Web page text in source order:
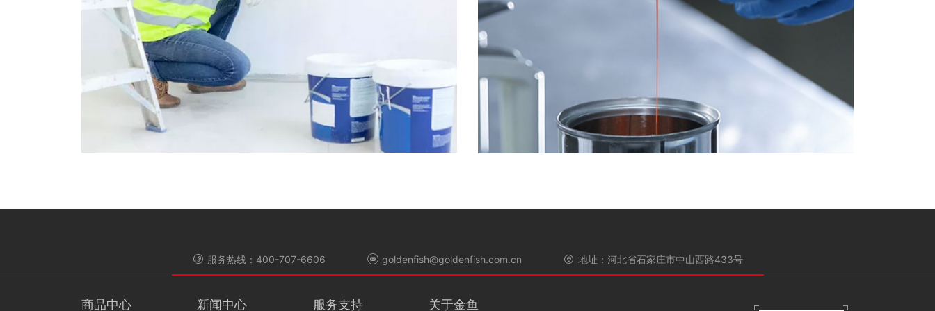
全部商品
服务热线：400-707-6606 goldenfish@goldenfish.com.cn 地址：河北省石家庄市中山西路433号
商品中心 新闻中心 服务支持 关于金鱼